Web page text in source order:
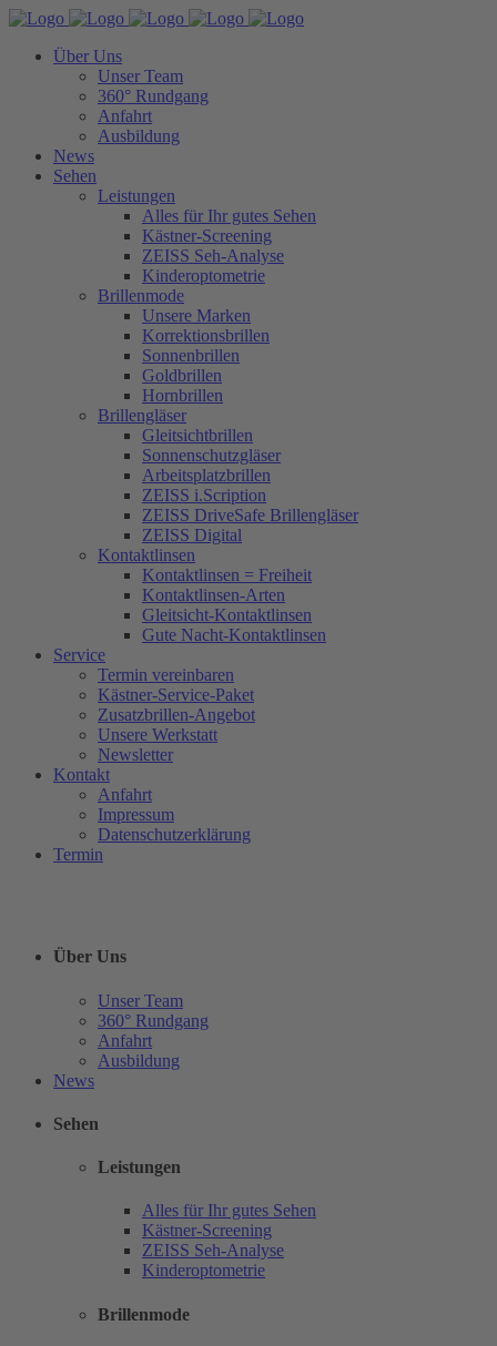
Über Uns
Unser Team
360° Rundgang
Anfahrt
Ausbildung
News
Sehen
Leistungen
Alles für Ihr gutes Sehen
Kästner-Screening
ZEISS Seh-Analyse
Kinderoptometrie
Brillenmode
Unsere Marken
Korrektionsbrillen
Sonnenbrillen
Goldbrillen
Hornbrillen
Brillengläser
Gleitsichtbrillen
Sonnenschutzgläser
Arbeitsplatzbrillen
ZEISS i.Scription
ZEISS DriveSafe Brillengläser
ZEISS Digital
Kontaktlinsen
Kontaktlinsen = Freiheit
Kontaktlinsen-Arten
Gleitsicht-Kontaktlinsen
Gute Nacht-Kontaktlinsen
Service
Termin vereinbaren
Kästner-Service-Paket
Zusatzbrillen-Angebot
Unsere Werkstatt
Newsletter
Kontakt
Anfahrt
Impressum
Datenschutzerklärung
Termin
Über Uns
Unser Team
360° Rundgang
Anfahrt
Ausbildung
News
Sehen
Leistungen
Alles für Ihr gutes Sehen
Kästner-Screening
ZEISS Seh-Analyse
Kinderoptometrie
Brillenmode